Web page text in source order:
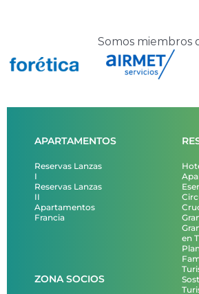
APARTAMENTOS
Reservas Lanzas
I
Reservas Lanzas
II
Apartamentos
Francia
ZONA SOCIOS
en
Somos miembros